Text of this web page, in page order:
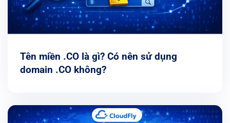
Tên miền .CO là gì? Có nên sử dụng
domain .CO không?